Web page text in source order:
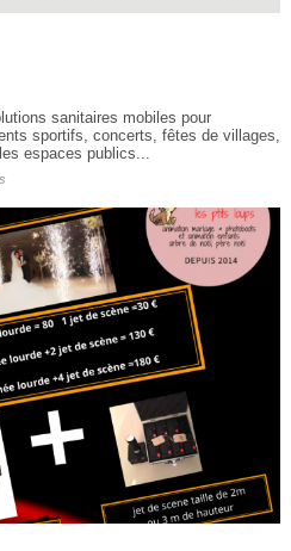
sanitaires mobiles pour
sportifs, concerts, fêtes de villages,
espaces publics...